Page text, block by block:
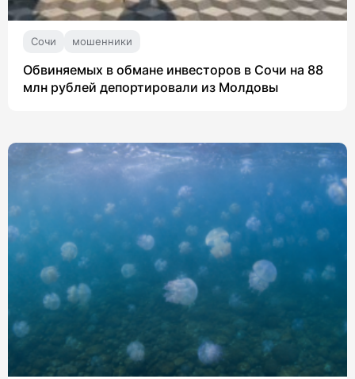
Сочи мошенники
Обвиняемых в обмане инвесторов в Сочи на 88
млн рублей депортировали из Молдовы